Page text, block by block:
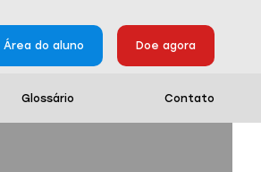
Área do aluno Doe agora
Glossário Contato